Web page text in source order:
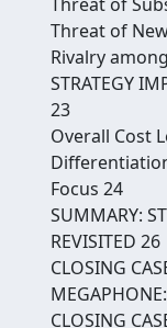
Threat of
Rivalry
STRATEGY
23
Overall Cost
Focus 24
SUMMARY:
REVISITED 26
CLOSING
CLOSING